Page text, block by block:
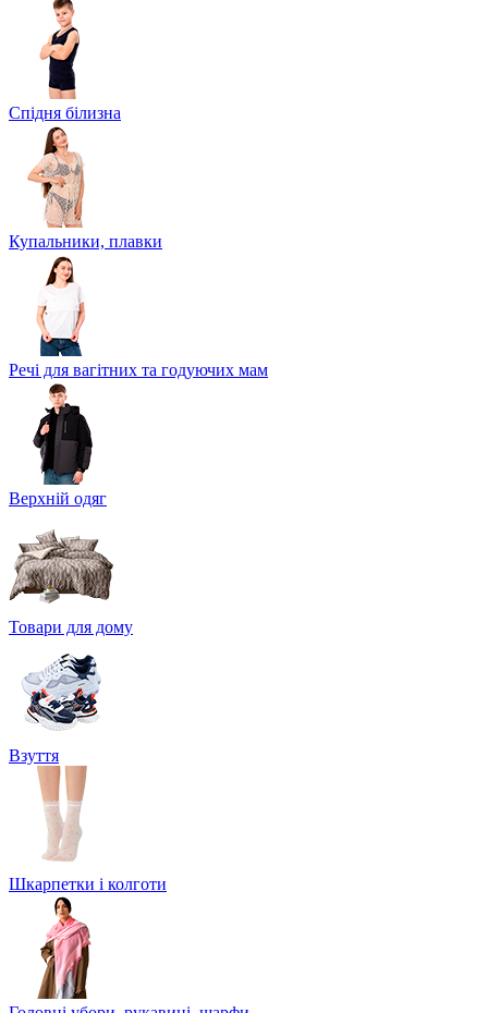
Спідня білизна
Купальники, плавки
Речі для вагітних та годуючих мам
Верхній одяг
Товари для дому
Взуття
Шкарпетки і колготи